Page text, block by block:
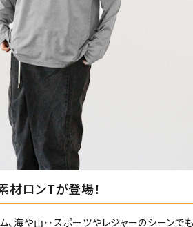
ロンTが登場！
ム、海や山‥スポーツやレジャーのシーン